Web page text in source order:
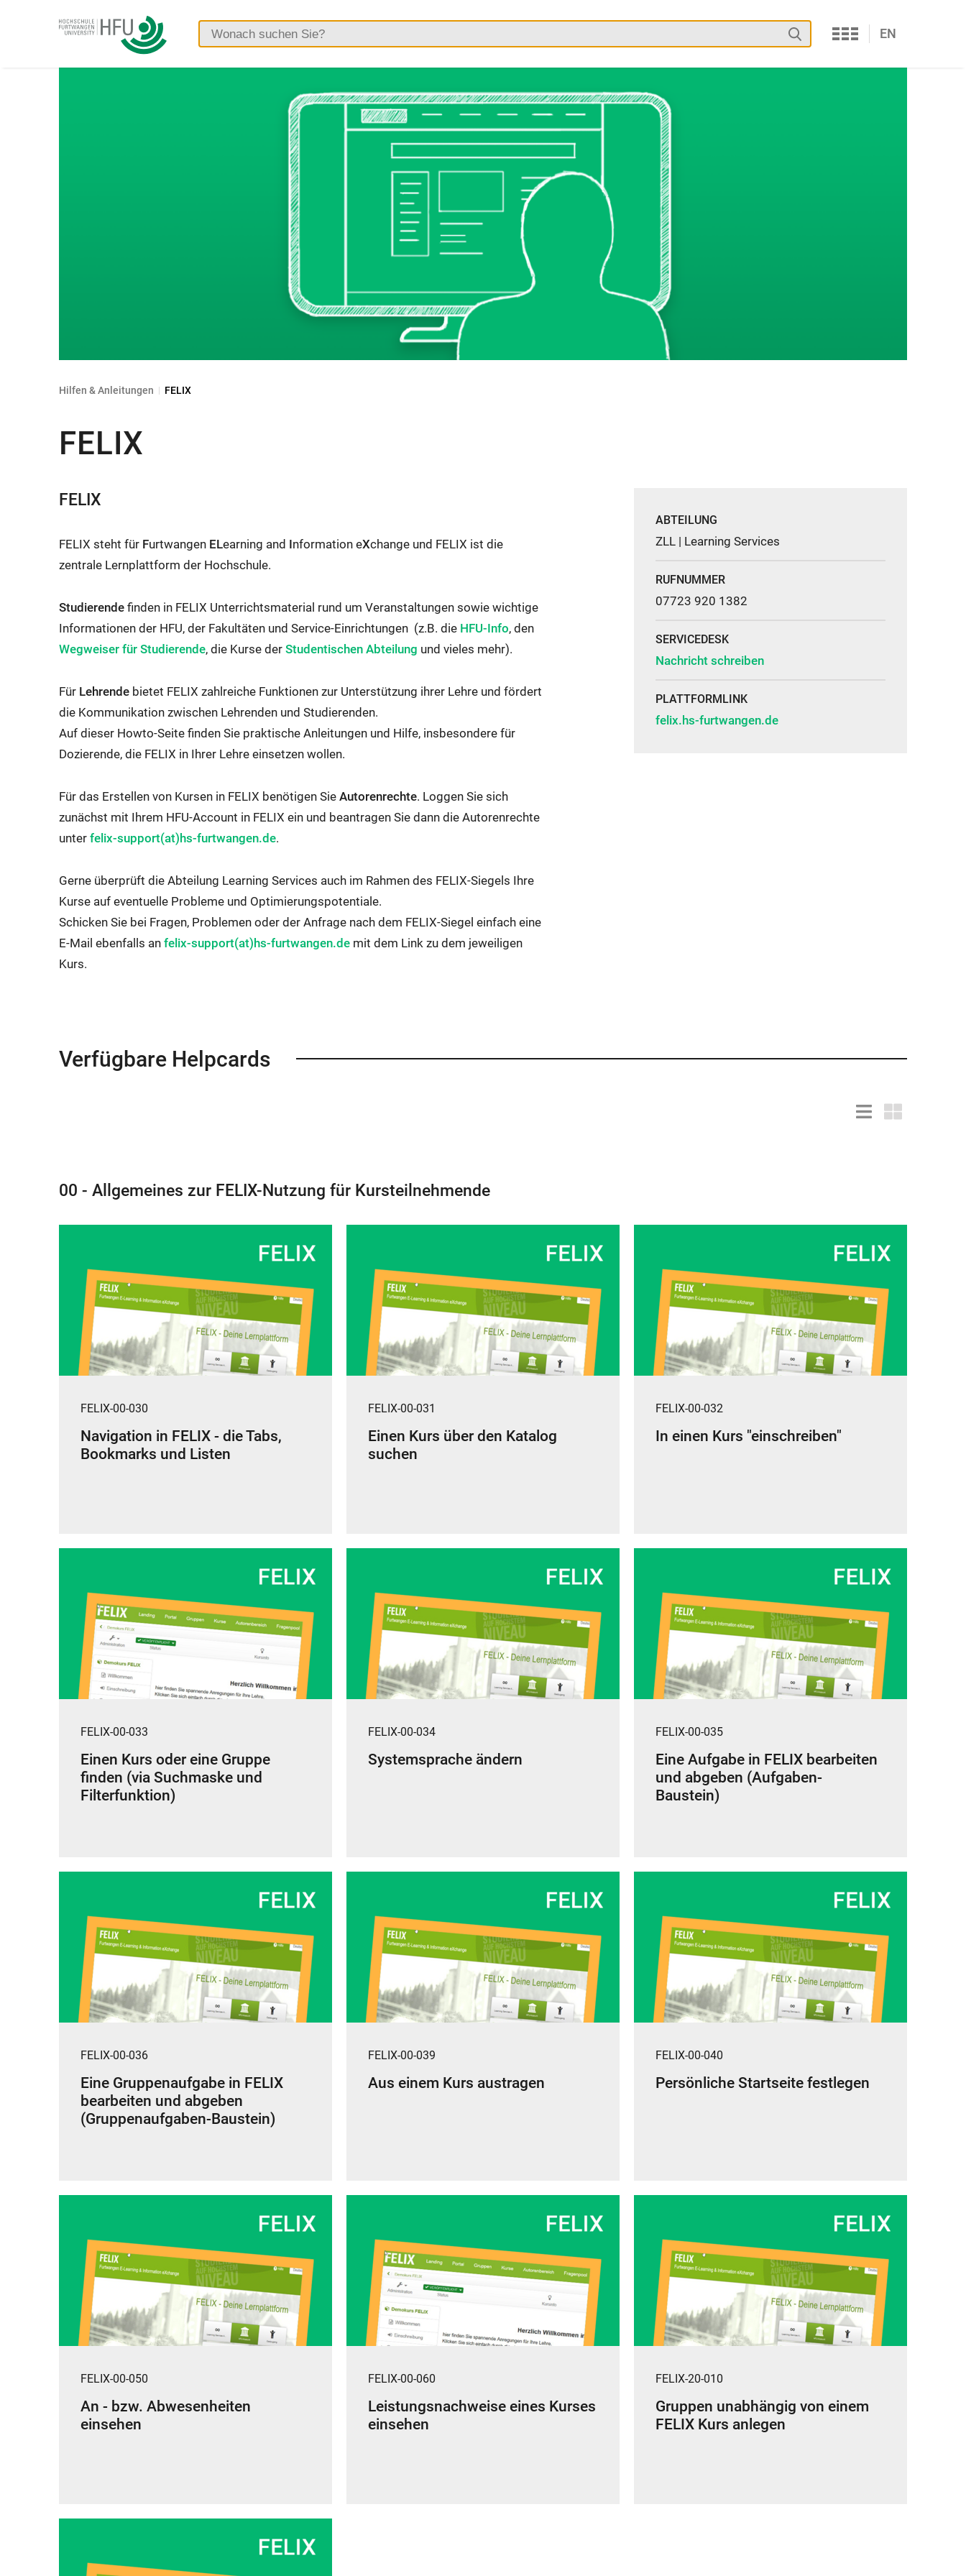
Hochschule
Furtwangen
Suchen
Services
EN
Hilfen & Anleitungen FELIX
FELIX
FELIX
FELIX steht für Furtwangen ELearning and Information eXchange und FELIX ist die
zentrale Lernplattform der Hochschule.
Studierende finden in FELIX Unterrichtsmaterial rund um Veranstaltungen sowie wichtige
Informationen der HFU, der Fakultäten und Service-Einrichtungen (z.B. die Externer
Link
in
Fenster
HFU-Info, denExterner
in
Wegweiser für Studierende, die Kurse der Externer
wird
in
neuem
Fenster
Studentischen Abteilung und vieles mehr).
Für Lehrende bietet FELIX zahlreiche Funktionen zur Unterstützung ihrer Lehre und fördert
die Kommunikation zwischen Lehrenden und Studierenden.
Auf dieser Howto-Seite finden Sie praktische Anleitungen und Hilfe, insbesondere für
Dozierende, die FELIX in Ihrer Lehre einsetzen wollen.
Für das Erstellen von Kursen in FELIX benötigen Sie Autorenrechte. Loggen Sie sich
zunächst mit Ihrem HFU-Account in FELIX ein und beantragen Sie dann die Autorenrechte
unter E-
Anwendung
wird
gestartet:
felix-support(at)hs-furtwangen.de.
Gerne überprüft die Abteilung Learning Services auch im Rahmen des FELIX-Siegels Ihre
Kurse auf eventuelle Probleme und Optimierungspotentiale.
Schicken Sie bei Fragen, Problemen oder der Anfrage nach dem FELIX-Siegel einfach eine
E-Mail ebenfalls an E-
felix-support(at)hs-furtwangen.de mit dem Link zu dem jeweiligen
Kurs.
ABTEILUNG
ZLL | Learning Services
RUFNUMMER
07723 920 1382
SERVICEDESK
Nachricht schreiben
PLATTFORMLINK
felix.hs-furtwangen.de
Verfügbare Helpcards
Listendarstellung
00 - Allgemeines zur FELIX-Nutzung für Kursteilnehmende
FELIX-00-030
Navigation in FELIX - die Tabs,
Bookmarks und Listen
FELIX-00-031
Einen Kurs über den Katalog
suchen
FELIX-00-032
In einen Kurs "einschreiben"
FELIX-00-033
Einen Kurs oder eine Gruppe
finden (via Suchmaske und
Filterfunktion)
FELIX-00-034
Systemsprache ändern
FELIX-00-035
Eine Aufgabe in FELIX bearbeiten
und abgeben (Aufgaben-
Baustein)
FELIX-00-036
Eine Gruppenaufgabe in FELIX
bearbeiten und abgeben
(Gruppenaufgaben-Baustein)
FELIX-00-039
Aus einem Kurs austragen
FELIX-00-040
Persönliche Startseite festlegen
FELIX-00-050
An - bzw. Abwesenheiten
einsehen
FELIX-00-060
Leistungsnachweise eines Kurses
einsehen
FELIX-20-010
Gruppen unabhängig von einem
FELIX Kurs anlegen